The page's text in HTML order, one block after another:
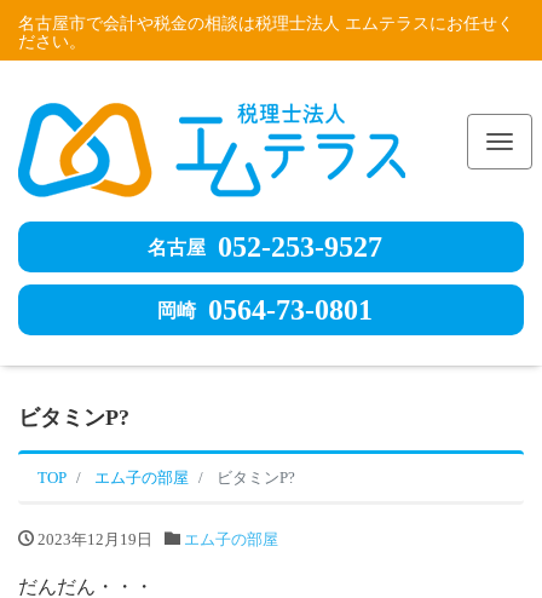
名古屋市で会計や税金の相談は税理士法人 エムテラスにお任せく
ださい。
名古屋 052-253-9527
岡崎 0564-73-0801
ビタミンP?
TOP エム子の部屋 ビタミンP?
2023年12月19日 エム子の部屋
だんだん・・・